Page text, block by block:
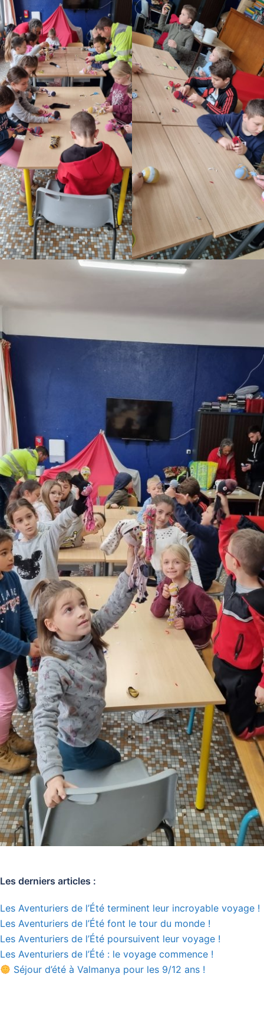
Les derniers articles :
Les Aventuriers de l’Été terminent leur incroyable voyage !
Les Aventuriers de l’Été font le tour du monde !
Les Aventuriers de l’Été poursuivent leur voyage !
Les Aventuriers de l’Été : le voyage commence !
Séjour d’été à Valmanya pour les 9/12 ans !